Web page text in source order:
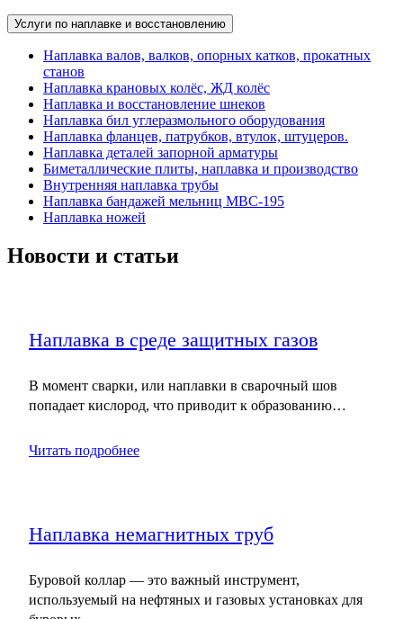
Услуги по наплавке и восстановлению
Наплавка валов, валков, опорных катков, прокатных
станов
Наплавка крановых колёс, ЖД колёс
Наплавка и восстановление шнеков
Наплавка бил углеразмольного оборудования
Наплавка фланцев, патрубков, втулок, штуцеров.
Наплавка деталей запорной арматуры
Биметаллические плиты, наплавка и производство
Внутренняя наплавка трубы
Наплавка бандажей мельниц МВС-195
Наплавка ножей
Новости и статьи
Наплавка в среде защитных газов
В момент сварки, или наплавки в сварочный шов
попадает кислород, что приводит к образованию…
Читать подробнее
Наплавка немагнитных труб
Буровой коллар — это важный инструмент,
используемый на нефтяных и газовых установках для